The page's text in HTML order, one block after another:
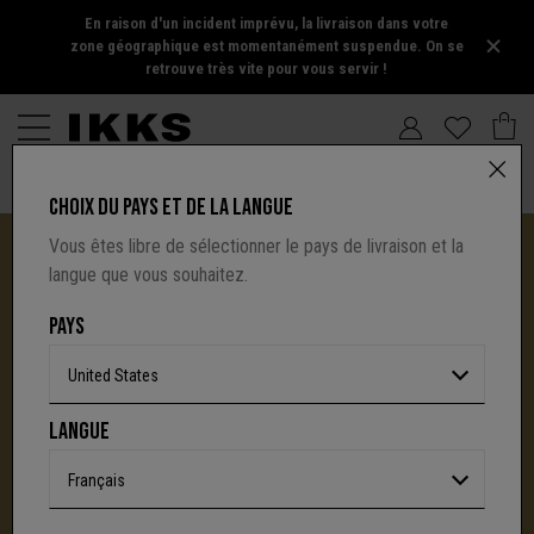
En raison d'un incident imprévu, la livraison dans votre
zone géographique est momentanément suspendue. On se
retrouve très vite pour vous servir !
UNE NOUVELLE PAGE S'ÉCRIT AVEC IKKS
C'est la fin d'une aventure : le site I.Code ferme
définitivement.Mais l'audace, la créativité
CHOIX DU PAYS ET DE LA LANGUE
Vous êtes libre de sélectionner le pays de livraison et la
langue que vous souhaitez.
PAYS
United States
LANGUE
Français